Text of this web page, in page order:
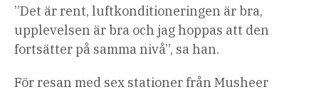
”Det är rent, luftkonditioneringen är bra,
upplevelsen är bra och jag hoppas att den
fortsätter på samma nivå”, sa han.
För resan med sex stationer från Musheer